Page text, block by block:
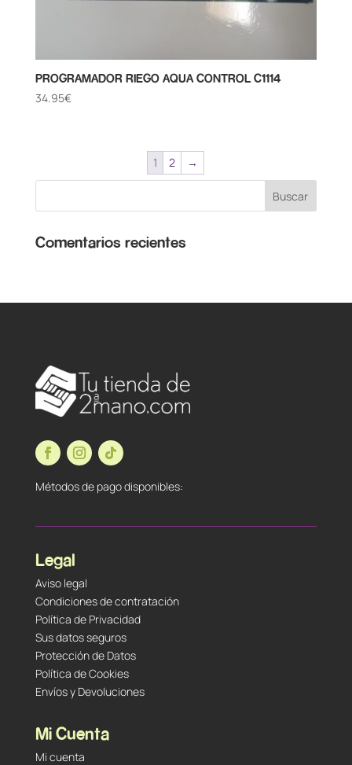
PROGRAMADOR RIEGO AQUA CONTROL C1114
34.95€
1 2 →
Comentarios recientes
Métodos de pago disponibles:
Legal
Aviso legal
Condiciones de contratación
Política de Privacidad
Sus datos seguros
Protección de Datos
Política de Cookies
Envíos y Devoluciones
Mi Cuenta
Mi cuenta